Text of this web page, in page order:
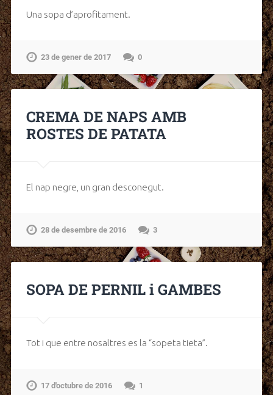
Una sopa d’aprofitament.
23 de gener de 2017 0
CREMA DE NAPS AMB
ROSTES DE PATATA
El nap negre, un gran desconegut.
28 de desembre de 2016 3
SOPA DE PERNIL i GAMBES
Tot i que entre nosaltres es la “sopeta tieta”.
17 d'octubre de 2016 1